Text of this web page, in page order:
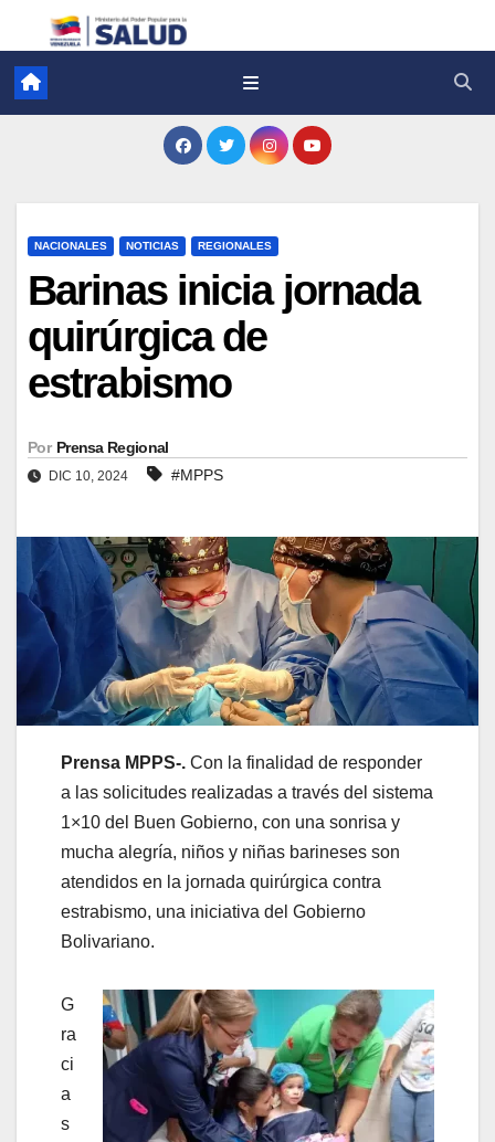
NACIONALES NOTICIAS REGIONALES
Barinas inicia jornada
quirúrgica de
estrabismo
Por Prensa Regional
DIC 10, 2024 #MPPS
Prensa MPPS-. Con la finalidad de responder
a las solicitudes realizadas a través del sistema
1×10 del Buen Gobierno, con una sonrisa y
mucha alegría, niños y niñas barineses son
atendidos en la jornada quirúrgica contra
estrabismo, una iniciativa del Gobierno
Bolivariano.
G
ra
ci
a
s